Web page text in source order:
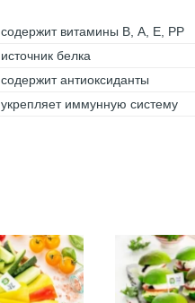
содержит витамины В, А, Е, РР
источник белка
содержит антиоксиданты
укрепляет иммунную систему